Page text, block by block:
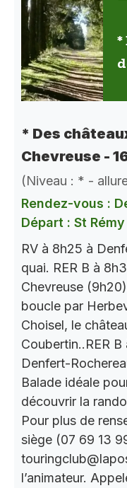
*
* Des
Chevreuse -
(Niveau : * -
Rendez-vous :
Départ : St
RV à 8h25 à
quai. RER B à
Chevreuse
boucle par
Choisel, le
Coubertin..RER
Denfert-
Balade idéale
découvrir la
Pour plus de
siège (07 69 13
l’animateur.